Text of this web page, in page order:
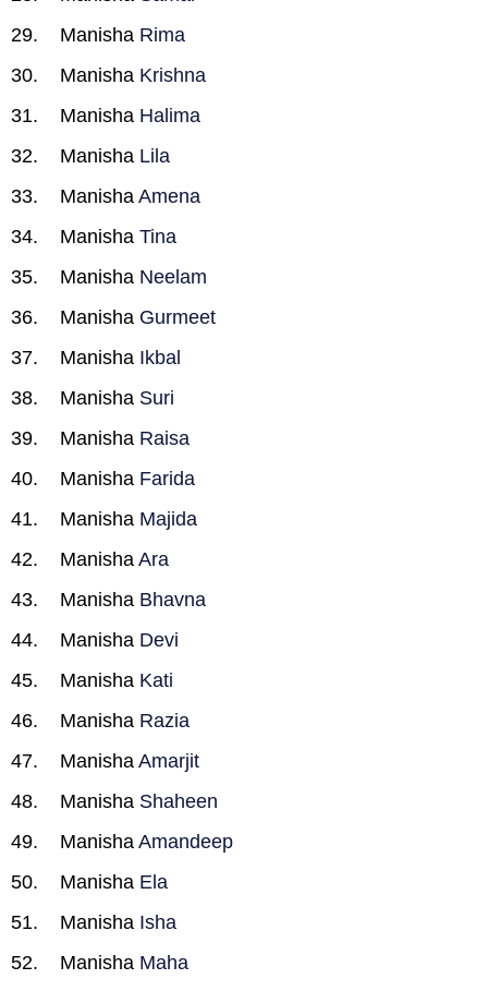
Manisha Rima
Manisha Krishna
Manisha Halima
Manisha Lila
Manisha Amena
Manisha Tina
Manisha Neelam
Manisha Gurmeet
Manisha Ikbal
Manisha Suri
Manisha Raisa
Manisha Farida
Manisha Majida
Manisha Ara
Manisha Bhavna
Manisha Devi
Manisha Kati
Manisha Razia
Manisha Amarjit
Manisha Shaheen
Manisha Amandeep
Manisha Ela
Manisha Isha
Manisha Maha